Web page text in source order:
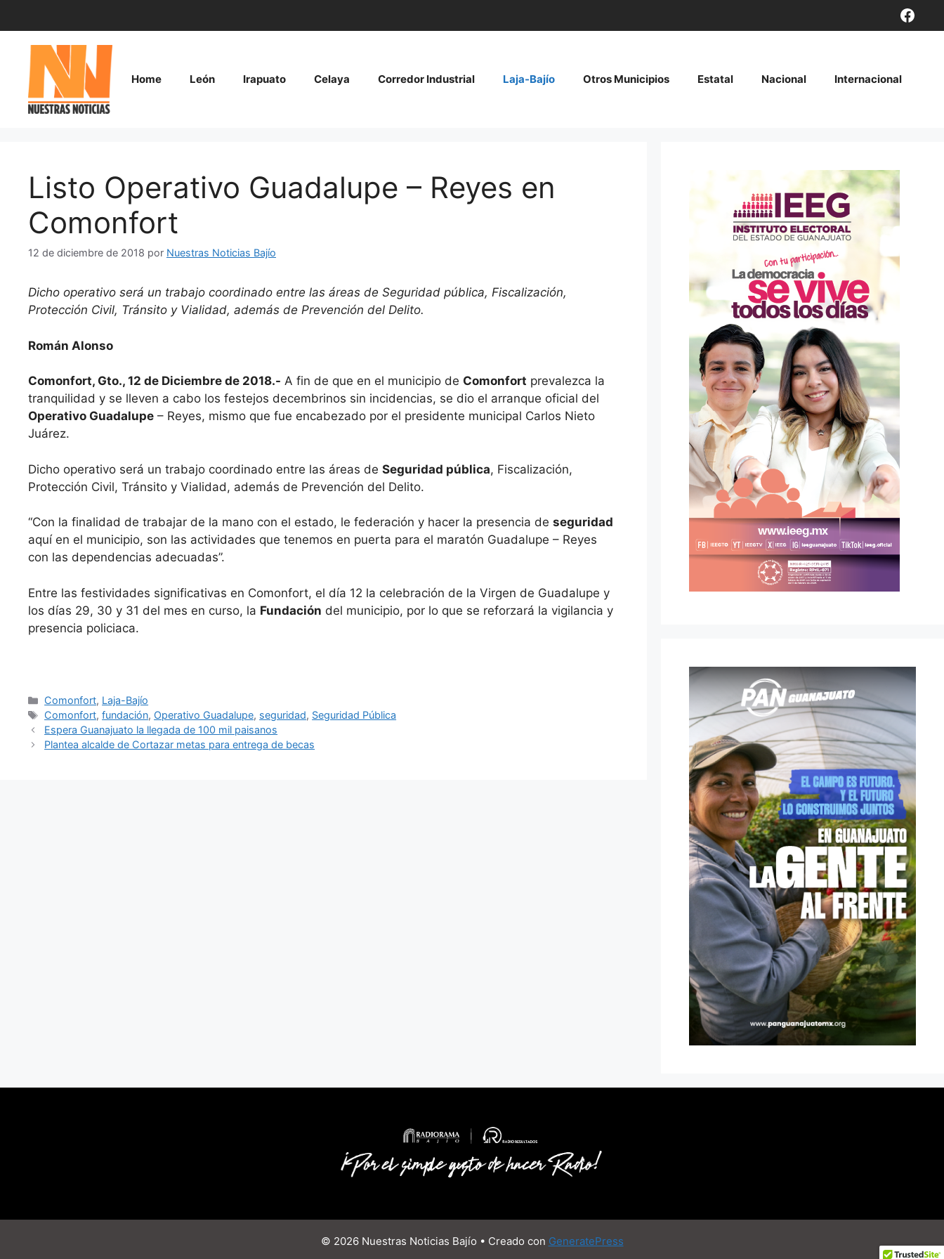
contenido
Home León Irapuato Celaya Corredor Industrial Laja-Bajío Otros Municipios Estatal Nacional Internacional
Listo Operativo Guadalupe – Reyes en
Comonfort
12 de diciembre de 2018 por Nuestras Noticias Bajío
Dicho operativo será un trabajo coordinado entre las áreas de Seguridad pública, Fiscalización,
Protección Civil, Tránsito y Vialidad, además de Prevención del Delito.
Román Alonso
Comonfort, Gto., 12 de Diciembre de 2018.- A fin de que en el municipio de Comonfort prevalezca la
tranquilidad y se lleven a cabo los festejos decembrinos sin incidencias, se dio el arranque oficial del
Operativo Guadalupe – Reyes, mismo que fue encabezado por el presidente municipal Carlos Nieto
Juárez.
Dicho operativo será un trabajo coordinado entre las áreas de Seguridad pública, Fiscalización,
Protección Civil, Tránsito y Vialidad, además de Prevención del Delito.
“Con la finalidad de trabajar de la mano con el estado, le federación y hacer la presencia de seguridad
aquí en el municipio, son las actividades que tenemos en puerta para el maratón Guadalupe – Reyes
con las dependencias adecuadas”.
Entre las festividades significativas en Comonfort, el día 12 la celebración de la Virgen de Guadalupe y
los días 29, 30 y 31 del mes en curso, la Fundación del municipio, por lo que se reforzará la vigilancia y
presencia policiaca.
Categorías
Comonfort, Laja-Bajío
Etiquetas
Comonfort,fundación, Operativo Guadalupe, seguridad, Seguridad Pública
Espera Guanajuato la llegada de 100 mil paisanos
Plantea alcalde de Cortazar metas para entrega de becas
© 2026 Nuestras Noticias Bajío • Creado con GeneratePress